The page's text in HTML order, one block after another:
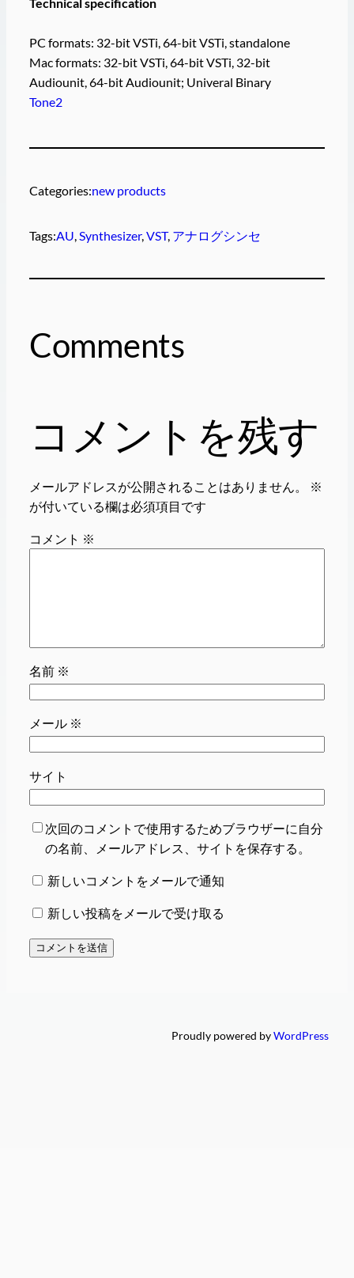
PC formats: 32-bit VSTi, 64-bit VSTi, standalone
Mac formats: 32-bit VSTi, 64-bit VSTi, 32-bit
Audiounit, 64-bit Audiounit; Univeral Binary
Tone2
Categories:new products
Tags:AU, Synthesizer, VST, アナログシンセ
Comments
コメントを残す
メールアドレスが公開されることはありません。
※
が付いている欄は必須項目です
コメント ※
名前 ※
メール ※
サイト
次回のコメントで使用するためブラウザーに自分
の名前、メールアドレス、サイトを保存する。
新しいコメントをメールで通知
新しい投稿をメールで受け取る
Proudly powered byWordPress